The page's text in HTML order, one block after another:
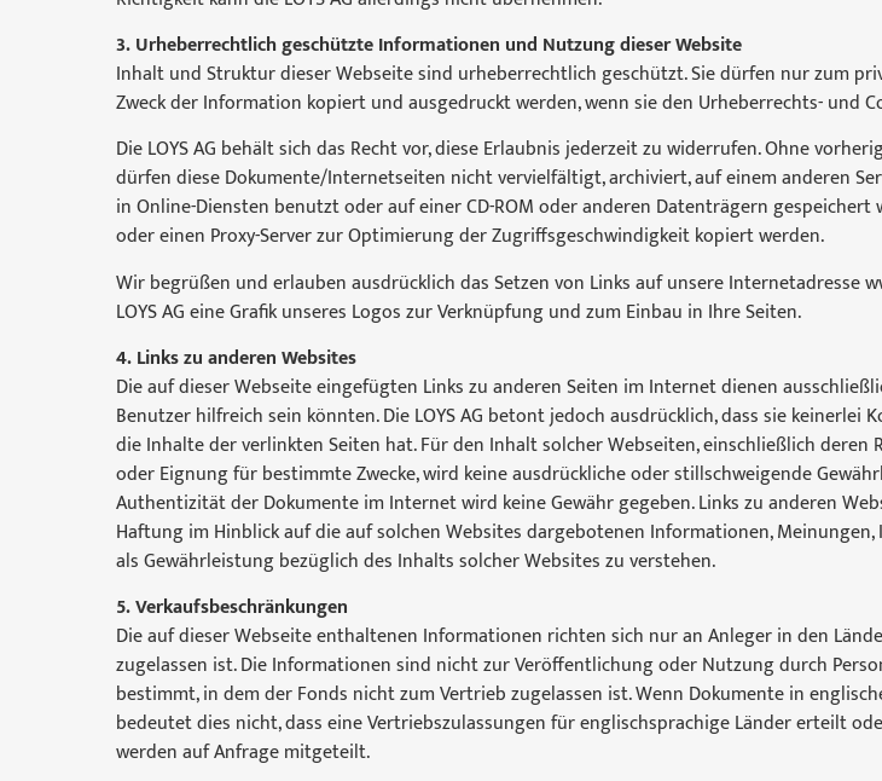
3. Urheberrechtlich geschützte Informationen und Nutzung dieser Website
Inhalt und Struktur dieser Webseite sind urheberrechtlich geschützt. Sie dürfen nur zum
Zweck der Information kopiert und ausgedruckt werden, wenn sie den Urheberrechts- und
Die LOYS AG behält sich das Recht vor, diese Erlaubnis jederzeit zu widerrufen. Ohne
dürfen diese Dokumente/Internetseiten nicht vervielfältigt, archiviert, auf einem anderen
in Online-Diensten benutzt oder auf einer CD-ROM oder anderen Datenträgern gespeichert
oder einen Proxy-Server zur Optimierung der Zugriffsgeschwindigkeit kopiert werden.
Wir begrüßen und erlauben ausdrücklich das Setzen von Links auf unsere Internetadresse
LOYS AG eine Grafik unseres Logos zur Verknüpfung und zum Einbau in Ihre Seiten.
4. Links zu anderen Websites
Die auf dieser Webseite eingefügten Links zu anderen Seiten im Internet dienen
Benutzer hilfreich sein könnten. Die LOYS AG betont jedoch ausdrücklich, dass sie
die Inhalte der verlinkten Seiten hat. Für den Inhalt solcher Webseiten, einschließlich deren
oder Eignung für bestimmte Zwecke, wird keine ausdrückliche oder stillschweigende
Authentizität der Dokumente im Internet wird keine Gewähr gegeben. Links zu anderen
Haftung im Hinblick auf die auf solchen Websites dargebotenen Informationen,
als Gewährleistung bezüglich des Inhalts solcher Websites zu verstehen.
5. Verkaufsbeschränkungen
Die auf dieser Webseite enthaltenen Informationen richten sich nur an Anleger in den
zugelassen ist. Die Informationen sind nicht zur Veröffentlichung oder Nutzung durch
bestimmt, in dem der Fonds nicht zum Vertrieb zugelassen ist. Wenn Dokumente in
bedeutet dies nicht, dass eine Vertriebszulassungen für englischsprachige Länder erteilt
werden auf Anfrage mitgeteilt.